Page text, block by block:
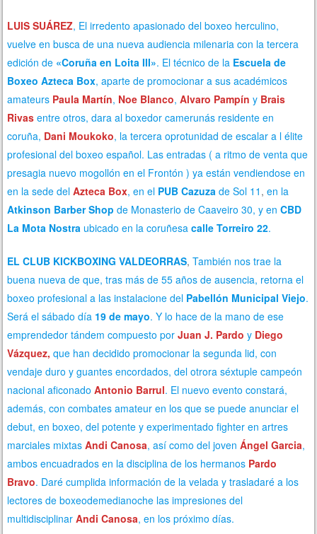
LUIS SUÁREZ, El irredento apasionado del boxeo herculino,
vuelve en busca de una nueva audiencia milenaria con la tercera
edición de «Coruña en Loita III». El técnico de la Escuela de
Boxeo Azteca Box, aparte de promocionar a sus académicos
amateurs Paula Martín, Noe Blanco,Alvaro Pampín y Brais
Rivas entre otros, dara al boxedor camerunás residente en
coruña, Dani Moukoko, la tercera oprotunidad de escalar a l élite
profesional del boxeo español. Las entradas ( a ritmo de venta que
presagia nuevo mogollón en el Frontón ) ya están vendiendose en
en la sede delAzteca Box, en el PUB Cazuza de Sol 11 ,en la
Atkinson Barber Shop de Monasterio de Caaveiro 30, y en CBD
La Mota Nostra ubicado en la coruñesacalle Torreiro 22.
EL CLUB KICKBOXING VALDEORRAS,También nos trae la
buena nueva de que, tras más de 55 años de ausencia, retorna el
boxeo profesional a las instalacione del Pabellón Municipal Viejo.
Será el sábado día 19 de mayo. Y lo hace de la mano de ese
emprendedor tándem compuesto porJuan J. Pardo y Diego
Vázquez, que han decidido promocionar la segunda lid, con
vendaje duro y guantes encordados, del otrora séxtuple campeón
nacional aficonadoAntonio Barrul. El nuevo evento constará,
además, con combates amateur en los que se puede anunciar el
debut, en boxeo, del potente y experimentado fighter en artres
marciales mixtasAndi Canosa, así como del jovenÁngel Garcia,
ambos encuadrados en la disciplina de los hermanos Pardo
Bravo. Daré cumplida información de la velada y trasladaré a los
lectores de boxeodemedianoche las impresiones del
multidisciplinarAndi Canosa, en los próximo días.